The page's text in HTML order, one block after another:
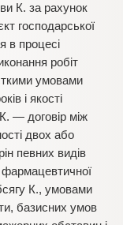
К. за рахунок
господарської
в процесі
робіт
умовами
і якості
— договір між
двох або
певних видів
фармацевтичної
К., умовами
базисних умов